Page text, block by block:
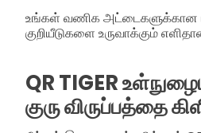
உங்கள் வணிக அட்டைகளுக்கான
குறியீடுகளை உருவாக்கும்
QR TIGER
குரு விருப்பத்தை